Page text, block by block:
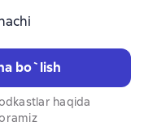
bo`lish
haqida